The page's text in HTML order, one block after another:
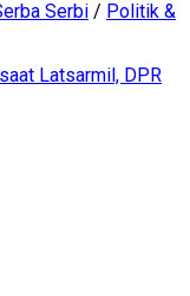
Serbi / Politik &
Latsarmil, DPR